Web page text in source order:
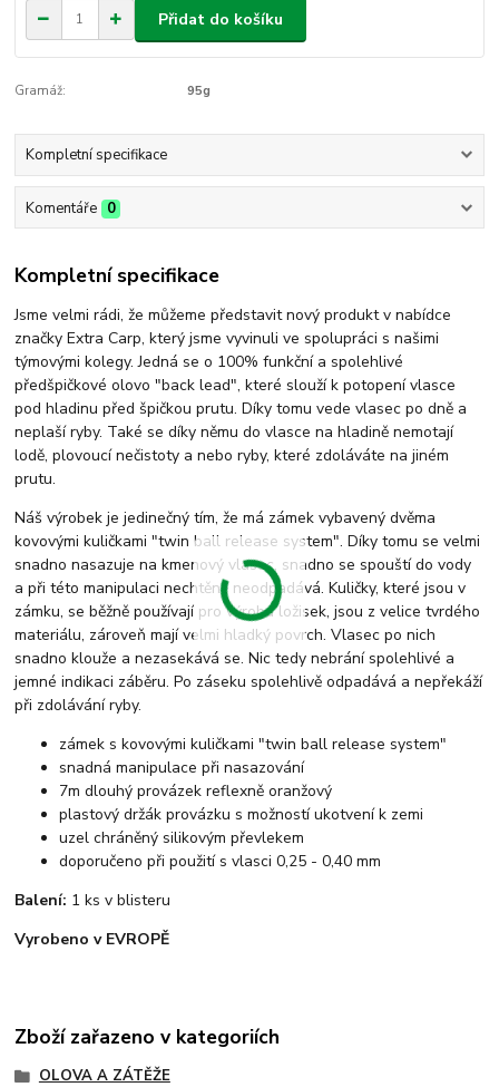
Přidat do košíku
Gramáž: 95g
Kompletní specifikace
Komentáře 0
Kompletní specifikace
Jsme velmi rádi, že můžeme představit nový produkt v nabídce
značky Extra Carp, který jsme vyvinuli ve spolupráci s našimi
týmovými kolegy. Jedná se o 100% funkční a spolehlivé
předšpičkové olovo "back lead", které slouží k potopení vlasce
pod hladinu před špičkou prutu. Díky tomu vede vlasec po dně a
neplaší ryby. Také se díky němu do vlasce na hladině nemotají
lodě, plovoucí nečistoty a nebo ryby, které zdoláváte na jiném
prutu.
Náš výrobek je jedinečný tím, že má zámek vybavený dvěma
kovovými kuličkami "twin ball release system". Díky tomu se velmi
snadno nasazuje na kmenový vlasec, snadno se spouští do vody
a při této manipulaci nechtěně neodpadává. Kuličky, které jsou v
zámku, se běžně používají pro výrobu ložisek, jsou z velice tvrdého
materiálu, zároveň mají velmi hladký povrch. Vlasec po nich
snadno klouže a nezasekává se. Nic tedy nebrání spolehlivé a
jemné indikaci záběru. Po záseku spolehlivě odpadává a nepřekáží
při zdolávání ryby.
zámek s kovovými kuličkami "twin ball release system"
snadná manipulace při nasazování
7m dlouhý provázek reflexně oranžový
plastový držák provázku s možností ukotvení k zemi
uzel chráněný silikovým převlekem
doporučeno při použití s vlasci 0,25 - 0,40 mm
Balení: 1 ks v blisteru
Vyrobeno v EVROPĚ
Zboží zařazeno v kategoriích
OLOVA A ZÁTĚŽE